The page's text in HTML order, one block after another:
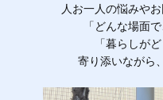
人お一人の悩みや
「どんな場面
「暮らしが
寄り添いながら